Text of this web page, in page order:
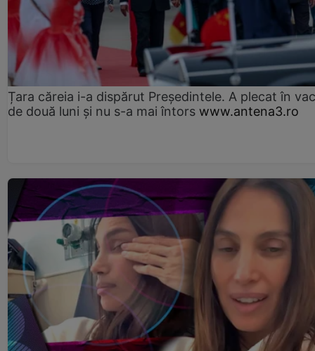
Țara căreia i-a dispărut Președintele. A plecat în
de două luni și nu s-a mai întors www.antena3.ro